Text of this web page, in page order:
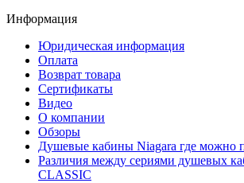
Информация
Юридическая информация
Оплата
Возврат товара
Сертификаты
Видео
О компании
Обзоры
Душевые кабины Niagara где можно
Различия между сериями душевых
CLASSIC